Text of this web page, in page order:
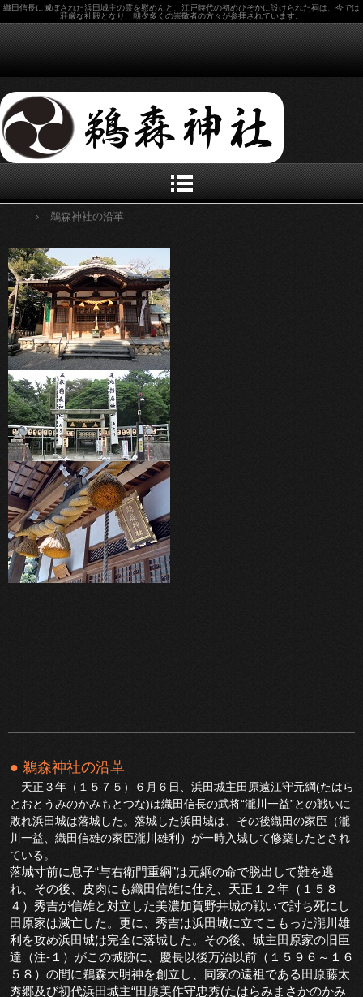
織田信長に滅ぼされた浜田城主の霊を慰めんと、江戸時代の初めひそかに設けられた祠は、今では
荘厳な社殿となり、朝夕多くの崇敬者の方々が参拝されています。
鵜森神社公式ホームページ
〒510-0074 四日市市鵜森１丁目13-6
TEL.059-352-8658
› 鵜森神社の沿革
● 鵜森神社の沿革
天正３年（１５７５）６月６日、浜田城主田原遠江守元綱(たはら
とおとうみのかみもとつな)は織田信長の武将“瀧川一益”との戦いに
敗れ浜田城は落城した。落城した浜田城は、その後織田の家臣（瀧
川一益、織田信雄の家臣瀧川雄利）が一時入城して修築したとされ
ている。
落城寸前に息子“与右衛門重綱”は元綱の命で脱出して難を逃
れ、その後、皮肉にも織田信雄に仕え、天正１２年（１５８
４）秀吉が信雄と対立した美濃加賀野井城の戦いで討ち死にし
田原家は滅亡した。更に、秀吉は浜田城に立てこもった瀧川雄
利を攻め浜田城は完全に落城した。その後、城主田原家の旧臣
達（注-１）がこの城跡に、慶長以後万治以前（１５９６～１６
５８）の間に鵜森大明神を創立し、同家の遠祖である田原藤太
秀郷及び初代浜田城主“田原美作守忠秀(たはらみまさかのかみ